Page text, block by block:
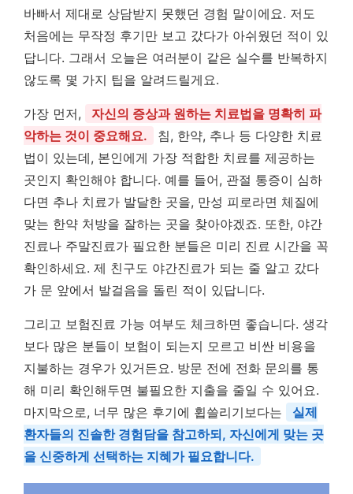
바빠서 제대로 상담받지 못했던 경험 말이에요. 저도
처음에는 무작정 후기만 보고 갔다가 아쉬웠던 적이 있
답니다. 그래서 오늘은 여러분이 같은 실수를 반복하지
않도록 몇 가지 팁을 알려드릴게요.
가장 먼저,
자신의 증상과 원하는 치료법을 명확히 파
악하는 것이 중요해요.
침, 한약, 추나 등 다양한 치료
법이 있는데, 본인에게 가장 적합한 치료를 제공하는
곳인지 확인해야 합니다. 예를 들어, 관절 통증이 심하
다면 추나 치료가 발달한 곳을, 만성 피로라면 체질에
맞는 한약 처방을 잘하는 곳을 찾아야겠죠. 또한, 야간
진료나 주말진료가 필요한 분들은 미리 진료 시간을 꼭
확인하세요. 제 친구도 야간진료가 되는 줄 알고 갔다
가 문 앞에서 발걸음을 돌린 적이 있답니다.
그리고 보험진료 가능 여부도 체크하면 좋습니다. 생각
보다 많은 분들이 보험이 되는지 모르고 비싼 비용을
지불하는 경우가 있거든요. 방문 전에 전화 문의를 통
해 미리 확인해두면 불필요한 지출을 줄일 수 있어요.
마지막으로, 너무 많은 후기에 휩쓸리기보다는
실제
환자들의 진솔한 경험담을 참고하되, 자신에게 맞는 곳
을 신중하게 선택하는 지혜가 필요합니다.